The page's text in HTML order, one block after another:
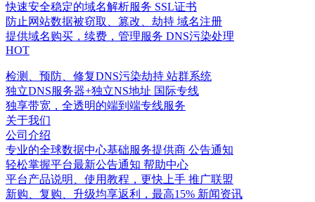
快速安全稳定的域名解析服务 SSL证书
防止网站数据被窃取、篡改、劫持 域名注册
提供域名购买，续费，管理服务 DNS污染处理
HOT
检测、预防、修复DNS污染劫持 站群系统
独立DNS服务器+独立NS地址 国际专线
独享带宽，全透明的端到端专线服务
关于我们
公司介绍
专业的全球数据中心基础服务提供商 公告通知
轻松掌握平台最新公告通知 帮助中心
平台产品说明、使用教程，更快上手 推广联盟
新购、复购、升级均享返利，最高15% 新闻资讯